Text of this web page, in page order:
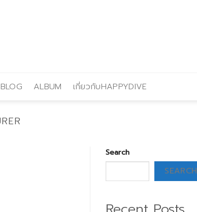
BLOG ALBUM เกี่ยวกับHAPPYDIVE
Search
SEARCH